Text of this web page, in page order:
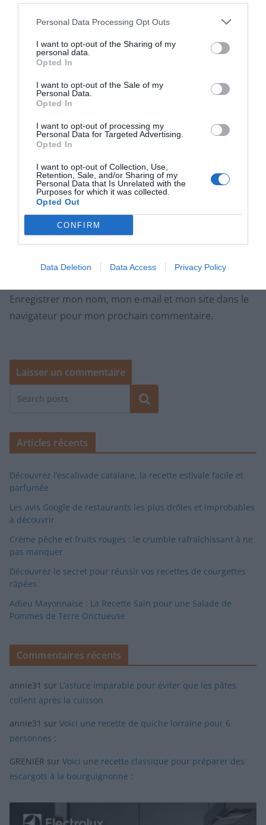
Personal Data Processing Opt Outs
I want to opt-out of the Sharing of my
personal data.
Opted In
I want to opt-out of the Sale of my
Personal Data.
Opted In
I want to opt-out of processing my
Personal Data for Targeted Advertising.
Opted In
I want to opt-out of Collection, Use,
Retention, Sale, and/or Sharing of my
Personal Data that Is Unrelated with the
Purposes for which it was collected.
Opted Out
CONFIRM
Data Deletion Data Access Privacy Policy
*
E-mail *
Site web
Enregistrer mon nom, mon e-mail et mon site dans le
navigateur pour mon prochain commentaire.
Rechercher
Articles récents
Découvrez l’escalivade catalane, la recette estivale facile et
parfumée
Les avis Google de restaurants les plus drôles et improbables
à découvrir
Crème pêche et fruits rouges : le crumble rafraîchissant à ne
pas manquer
Découvrez le secret pour réussir vos recettes de courgettes
râpées
Adieu Mayonnaise : La Recette Sain pour une Salade de
Pommes de Terre Onctueuse
Commentaires récents
annie31 sur L’astuce imparable pour éviter que les pâtes
collent après la cuisson
annie31 sur Voici une recette de quiche lorraine pour 6
personnes :
GRENIER sur Voici une recette classique pour préparer des
escargots à la bourguignonne :